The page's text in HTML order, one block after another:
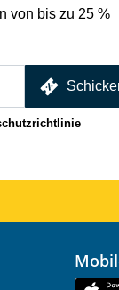
von bis zu 25 %